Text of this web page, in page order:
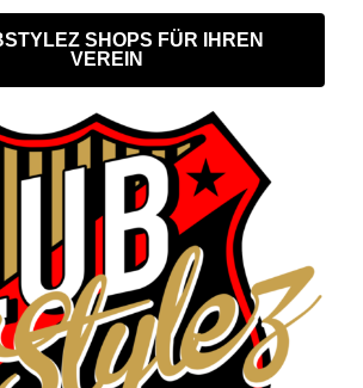
SHOPS FÜR IHREN
VEREIN